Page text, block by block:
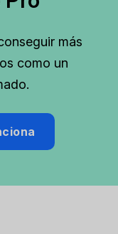
más
como un